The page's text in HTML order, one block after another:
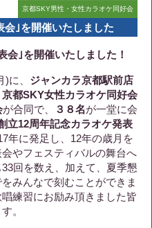
京都SKY男性・女性カラオケ同好会
会｣を開催いたしました
会｣を開催いたしました！
に、 ジャンカラ京都駅前店
京都SKY女性カラオケ同好会
が合同で、 ３８名が一堂に会
立12周年記念カラオケ発表
年に発足し、12年の歳月を
やフェスティバルの舞台へ
回を数え、加えて、夏季懇
みんなで刻むことができま
練習にお励み頂きました皆
。